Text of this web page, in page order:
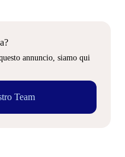
annuncio, siamo qui
Team